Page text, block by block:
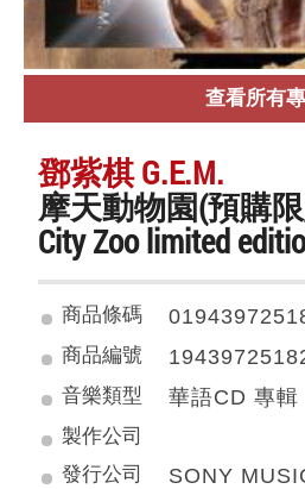
查看所有
鄧紫棋 G.E.M.
摩天動物園(預購
City Zoo limited
商品條碼
商品編號
音樂類型 華語CD 專輯
製作公司
發行公司
SONY